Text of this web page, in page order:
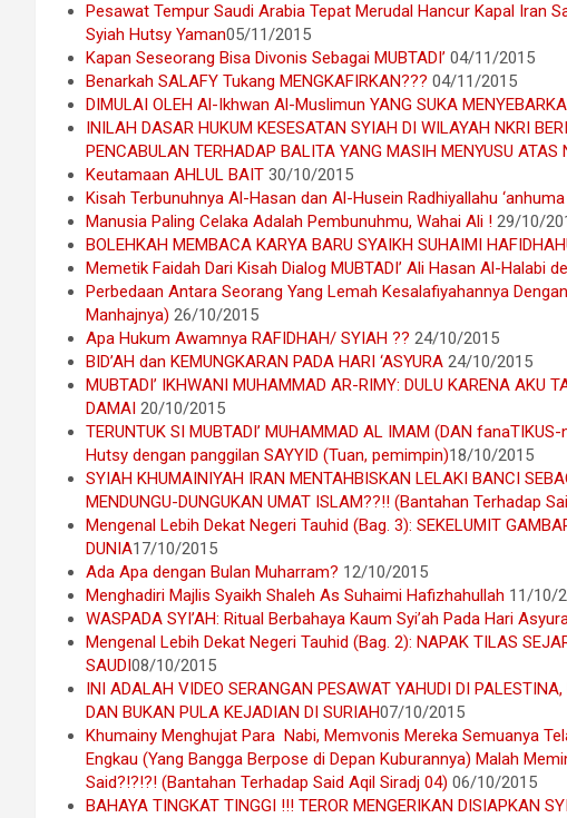
Pesawat Tempur Saudi Arabia Tepat Merudal Hancur Kapal Iran
Syiah Hutsy Yaman05/11/2015
Kapan Seseorang Bisa Divonis Sebagai MUBTADI’ 04/11/2015
Benarkah SALAFY Tukang MENGKAFIRKAN??? 04/11/2015
DIMULAI OLEH Al-Ikhwan Al-Muslimun YANG SUKA
INILAH DASAR HUKUM KESESATAN SYIAH DI WILAYAH NKRI
PENCABULAN TERHADAP BALITA YANG MASIH MENYUSU ATAS
Keutamaan AHLUL BAIT 30/10/2015
Kisah Terbunuhnya Al-Hasan dan Al-Husein Radhiyallahu ‘anhuma
Manusia Paling Celaka Adalah Pembunuhmu, Wahai Ali ! 29/10/
BOLEHKAH MEMBACA KARYA BARU SYAIKH SUHAIMI
Memetik Faidah Dari Kisah Dialog MUBTADI’ Ali Hasan Al-Halabi
Perbedaan Antara Seorang Yang Lemah Kesalafiyahannya
Manhajnya) 26/10/2015
Apa Hukum Awamnya RAFIDHAH/ SYIAH ?? 24/10/2015
BID’AH dan KEMUNGKARAN PADA HARI ‘ASYURA 24/10/2015
MUBTADI’ IKHWANI MUHAMMAD AR-RIMY: DULU KARENA AKU
DAMAI 20/10/2015
TERUNTUK SI MUBTADI’ MUHAMMAD AL IMAM (DAN
Hutsy dengan panggilan SAYYID (Tuan, pemimpin)18/10/2015
SYIAH KHUMAINIYAH IRAN MENTAHBISKAN LELAKI BANCI
MENDUNGU-DUNGUKAN UMAT ISLAM??!! (Bantahan Terhadap
Mengenal Lebih Dekat Negeri Tauhid (Bag. 3): SEKELUMIT
DUNIA17/10/2015
Ada Apa dengan Bulan Muharram? 12/10/2015
Menghadiri Majlis Syaikh Shaleh As Suhaimi Hafizhahullah 11/10/
WASPADA SYI’AH: Ritual Berbahaya Kaum Syi’ah Pada Hari
Mengenal Lebih Dekat Negeri Tauhid (Bag. 2): NAPAK TILAS
SAUDI08/10/2015
INI ADALAH VIDEO SERANGAN PESAWAT YAHUDI DI
DAN BUKAN PULA KEJADIAN DI SURIAH07/10/2015
Khumainy Menghujat Para Nabi, Memvonis Mereka Semuanya
Engkau (Yang Bangga Berpose di Depan Kuburannya) Malah
Said?!?!?! (Bantahan Terhadap Said Aqil Siradj 04) 06/10/2015
BAHAYA TINGKAT TINGGI !!! TEROR MENGERIKAN DISIAPKAN